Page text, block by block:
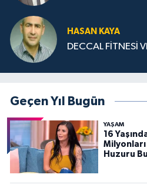
HASAN KAYA
DECCAL FİTNESİ
Geçen Yıl Bugün
YAŞAM
16
Huzuru